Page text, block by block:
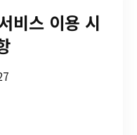
비스 이용 시